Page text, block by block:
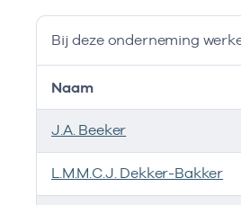
Bij deze onderneming
Naam
J.A. Beeker
L.M.M.C.J. Dekker-Bakker